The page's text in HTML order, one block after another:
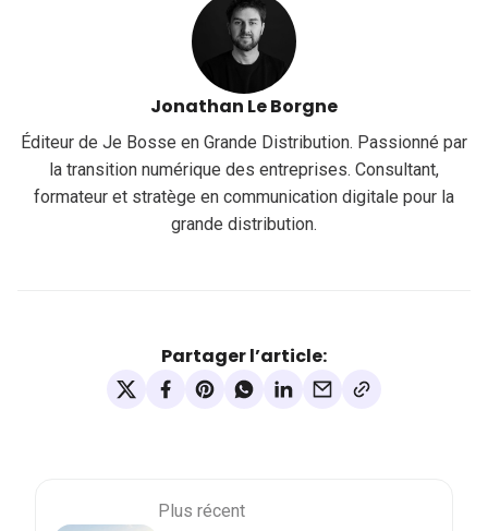
Jonathan Le Borgne
Éditeur de Je Bosse en Grande Distribution. Passionné par
la transition numérique des entreprises. Consultant,
formateur et stratège en communication digitale pour la
grande distribution.
Partager l’article:
Plus récent